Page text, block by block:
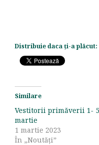
Distribuie daca ți-a plăcut:
Similare
Vestitorii primăverii 1- 5
martie
1 martie 2023
În „Noutăți”